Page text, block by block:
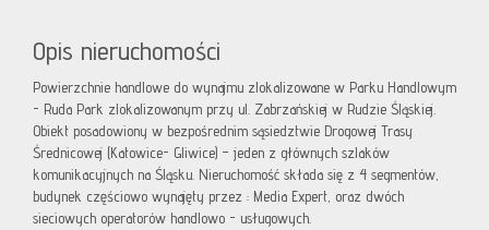
Opis nieruchomości
Powierzchnie handlowe do wynajmu zlokalizowane w Parku Handlowym
- Ruda Park zlokalizowanym przy ul. Zabrzańskiej w Rudzie Śląskiej.
Obiekt posadowiony w bezpośrednim sąsiedztwie Drogowej Trasy
Średnicowej (Katowice- Gliwice) – jeden z głównych szlaków
komunikacyjnych na Śląsku. Nieruchomość składa się z 4 segmentów,
budynek częściowo wynajęty przez : Media Expert, oraz dwóch
sieciowych operatorów handlowo - usługowych.